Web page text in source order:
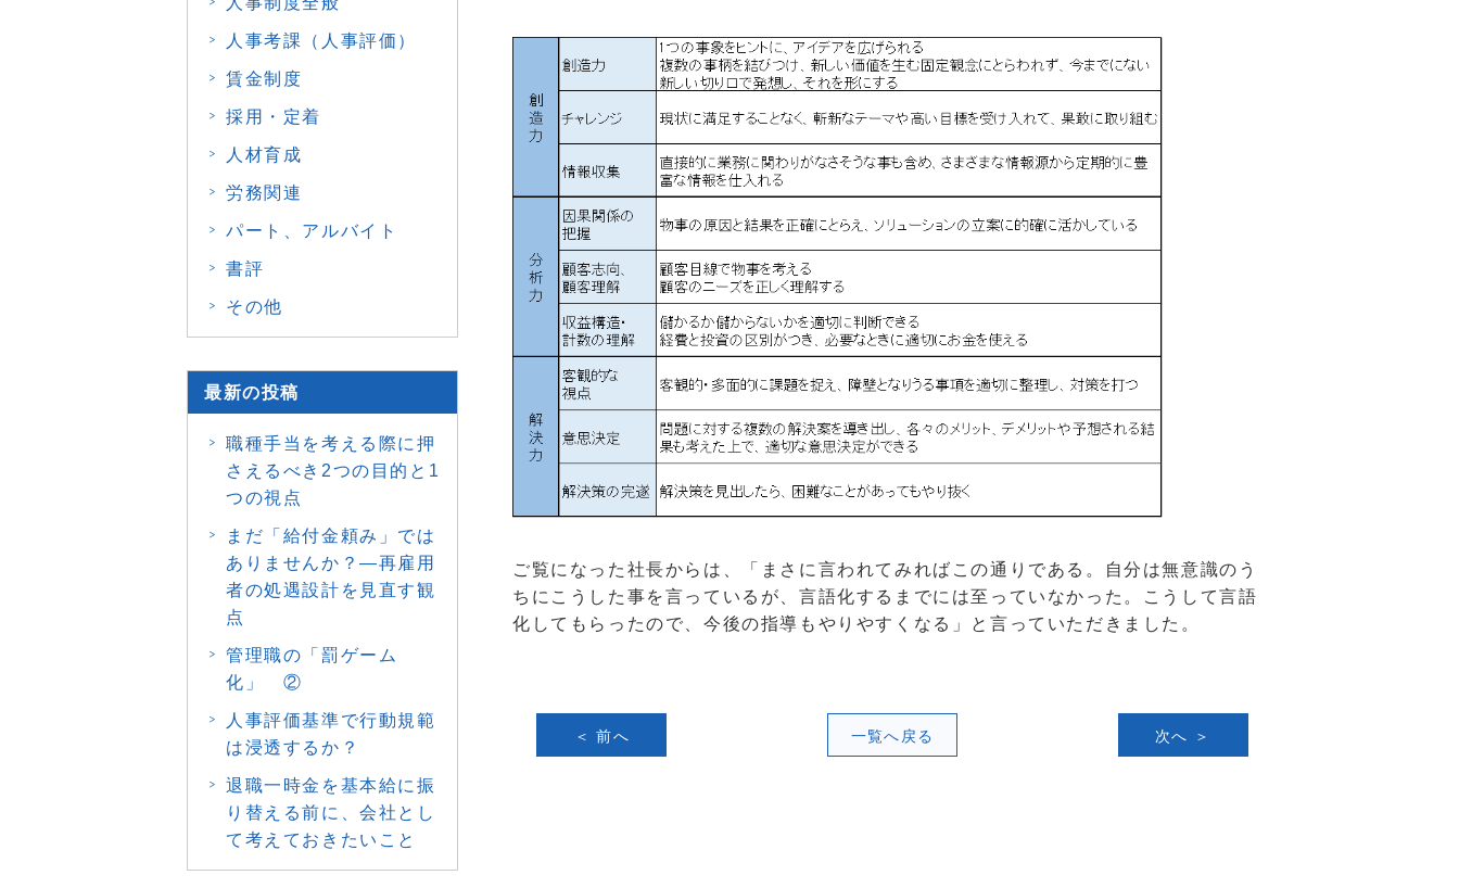
ご覧になった社長からは、「まさに言われてみればこの通りである。自分は無意識のう
ちにこうした事を言っているが、言語化するまでには至っていなかった。こうして言語
化してもらったので、今後の指導もやりやすくなる」と言っていただきました。
＜ 前へ 一覧へ戻る 次へ ＞
人事考課（人事評価）
賃金制度
採用・定着
人材育成
労務関連
パート、アルバイト
書評
その他
最新の投稿
職種手当を考える際に押
さえるべき2つの目的と1
つの視点
まだ「給付金頼み」では
ありませんか？―再雇用
者の処遇設計を見直す観
点
管理職の「罰ゲーム
化」 ②
人事評価基準で行動規範
は浸透するか？
退職一時金を基本給に振
り替える前に、会社とし
て考えておきたいこと